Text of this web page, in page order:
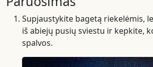
Supjaustykite bagetą riekelėmis,
iš abiejų pusių sviestu ir kepkite,
spalvos.